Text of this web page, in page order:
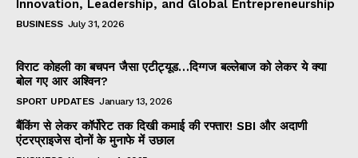
Innovation, Leadership, and Global Entrepreneurship
BUSINESS July 31, 2026
विराट कोहली का बचपन जैसा एटीट्यूड…दिग्गज बल्लेबाज को लेकर ये क्या
बोल गए आर अश्विन?
SPORT UPDATES January 13, 2026
बैंकिंग से लेकर कॉर्पोरेट तक दिखी कमाई की रफ्तार! SBI और अदाणी
एंटरप्राइजेस दोनों के मुनाफे में उछाल